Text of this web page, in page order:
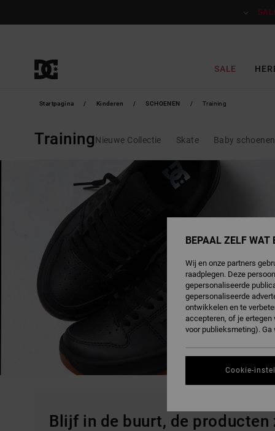
SALE
Startpagina Kinderen SCHOENEN Training
TrainingNieuwe Collectie Skate Baby schoenen
Blijf in de buurt, de
BEPAAL ZELF WAT
Wij en onze partners
raadplegen. Deze
gepersonaliseerde
gepersonaliseerde
ontwikkelen en te
accepteren, of je ertegen
voor publieksmeting). Ga
Cookie-